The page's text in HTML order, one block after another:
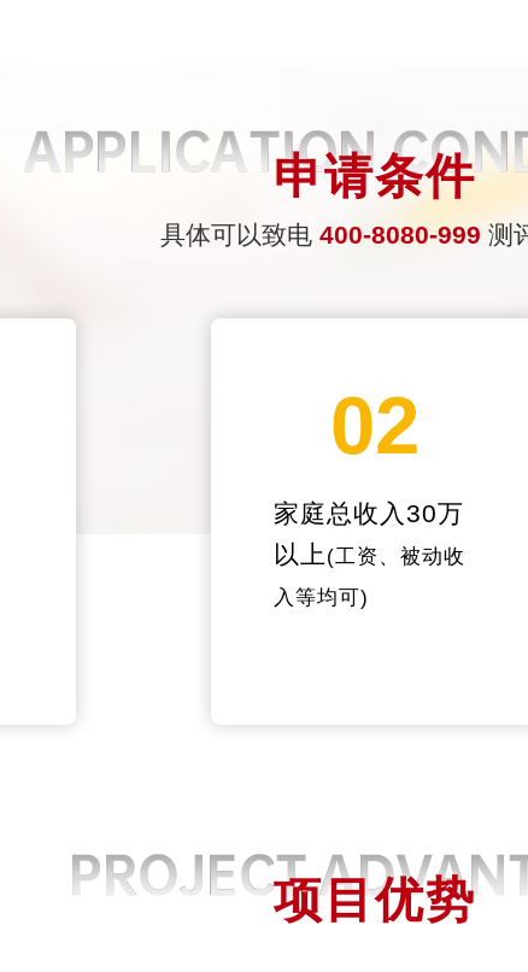
申请条件
具体可以致电 400-8080-999 测
02
家庭总收入30万
以上 (工资、被动收
入等均可)
项目优势